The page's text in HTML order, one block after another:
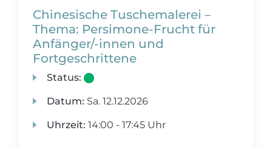
Chinesische Tuschemalerei –
Thema: Persimone-Frucht für
Anfänger/-innen und
Fortgeschrittene
Status:
Datum: Sa. 12.12.2026
Uhrzeit: 14:00 - 17:45 Uhr